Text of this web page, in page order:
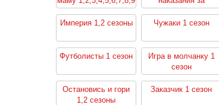
сезоны
убийство 1,2 сезоны
Империя 1,2 сезоны Чужаки 1 сезон
Футболисты 1 сезон
Игра в молчанку 1
сезон
Остановись и гори
1,2 сезоны
Заказчик 1 сезон